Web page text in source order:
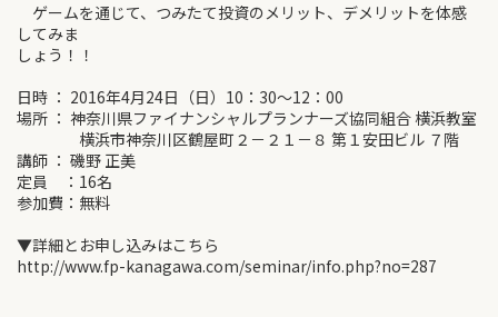
ゲームを通じて、つみたて投資のメリット、デメリットを体感
してみま
しょう！！
日時 ： 2016年4月24日（日）10：30～12：00
場所 ： 神奈川県ファイナンシャルプランナーズ協同組合 横浜教室
横浜市神奈川区鶴屋町２－２１－８ 第１安田ビル ７階
講師 ： 磯野 正美
定員 ：16名
参加費：無料
▼詳細とお申し込みはこちら
http://www.fp-kanagawa.com/seminar/info.php?no=287